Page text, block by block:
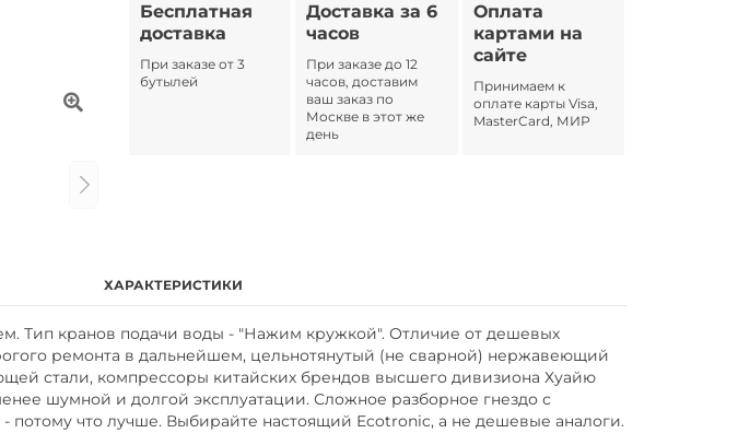
Бесплатная
доставка
При заказе от 3
бутылей
Доставка за 6
часов
При заказе до 12
часов, доставим
ваш заказ по
Москве в этот же
день
Оплата
картами на
сайте
Принимаем к
оплате карты Visa,
MasterCard, МИР
ХАРАКТЕРИСТИКИ
Тип кранов подачи воды - "Нажим кружкой". Отличие от дешевых
ремонта в дальнейшем, цельнотянутый (не сварной) нержавеющий
стали, компрессоры китайских брендов высшего дивизиона Хуайю
шумной и долгой эксплуатации. Сложное разборное гнездо с
что лучше. Выбирайте настоящий Ecotronic, а не дешевые аналоги.